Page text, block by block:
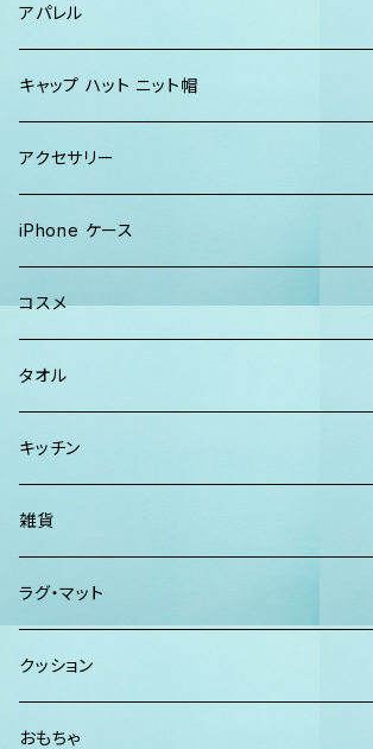
パーカー、スウェット
タオル
ガウン&帽子セット
ハンカチタオル
ワンピース
ポーチ
巾着バッグ
トートバッグ
2WAYバッグ
マルシェバッグ
ボストンバッグ
ショルダー
クラッチバッグ
アパレル
キッズ
キャップ
Tシャツ
レディース
ソックス
マキシワンピ、スカート
パンツ
パーカー、スウェット
メンズ
Tシャツ ロンT
カジュアルシャツ
キャップ ハット ニット帽
アクセサリー
Lani Hawaii Jewelry
Foterra Jewelry
AHolic Handmade
vividy
iPhone ケース
コスメ
BLOSSOM
KULA HERBS
ISLAND BATH & BODY
Maui Mike's
TERRANOVA
タオル
スマーフ
ハンドタオル、ハンカチタオル
キッチン
California Surf Supply
スマーフ
雑貨
ディフューザー
ラグ・マット
クッション
おもちゃ